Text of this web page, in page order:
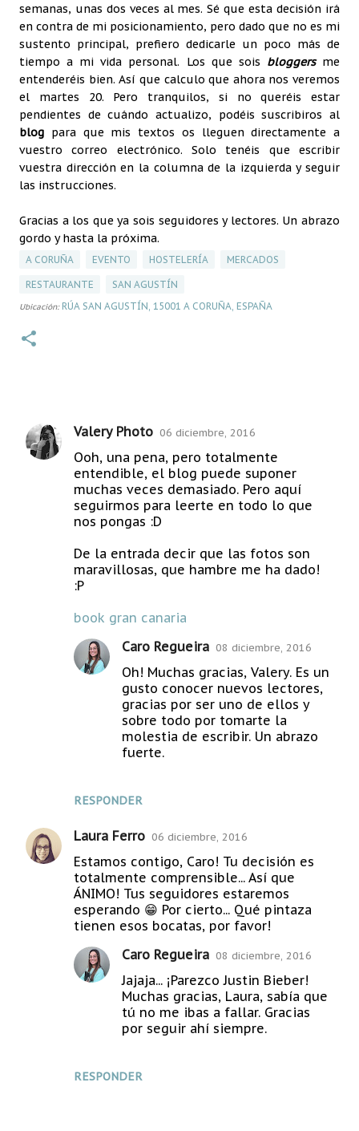
semanas, unas dos veces al mes. Sé que esta decisión irá
en contra de mi posicionamiento, pero dado que no es mi
sustento principal, prefiero dedicarle un poco más de
tiempo a mi vida personal. Los que sois bloggersme
entenderéis bien. Así que calculo que ahora nos veremos
el martes 20. Pero tranquilos, si no queréis estar
pendientes de cuándo actualizo, podéis suscribiros al
blog para que mis textos os lleguen directamente a
vuestro correo electrónico. Solo tenéis que escribir
vuestra dirección en la columna de la izquierda y seguir
las instrucciones.
Gracias a los que ya sois seguidores y lectores. Un abrazo
gordo y hasta la próxima.
A CORUÑA EVENTO HOSTELERÍA MERCADOS
RESTAURANTE SAN AGUSTÍN
Ubicación:RÚA SAN AGUSTÍN, 15001 A CORUÑA, ESPAÑA
C
o
Valery Photo 06 diciembre, 2016
Ooh, una pena, pero totalmente
entendible, el blog puede suponer
muchas veces demasiado. Pero aquí
seguirmos para leerte en todo lo que
nos pongas :D
De la entrada decir que las fotos son
maravillosas, que hambre me ha dado!
:P
book gran canaria
RESPONDER
Caro Regueira 08 diciembre, 2016
Oh! Muchas gracias, Valery. Es un
gusto conocer nuevos lectores,
gracias por ser uno de ellos y
sobre todo por tomarte la
molestia de escribir. Un abrazo
fuerte.
Laura Ferro 06 diciembre, 2016
Estamos contigo, Caro! Tu decisión es
totalmente comprensible... Así que
ÁNIMO! Tus seguidores estaremos
esperando 😁 Por cierto... Qué pintaza
tienen esos bocatas, por favor!
RESPONDER
Caro Regueira 08 diciembre, 2016
Jajaja... ¡Parezco Justin Bieber!
Muchas gracias, Laura, sabía que
tú no me ibas a fallar. Gracias
por seguir ahí siempre.